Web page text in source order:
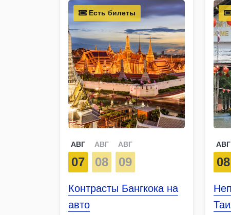
Есть билеты
АВГ
07
АВГ
08
АВГ
09
Контрасты Бангкока на
авто
АВГ
08